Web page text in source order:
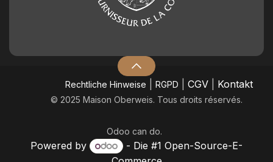
​Rechtliche Hinweise RGPD CGV| Kontakt
© 2025 Maison Oberweis. Tous droits réservés.
Odoo can do.
Powered by - Die #1 Open-Source-E-